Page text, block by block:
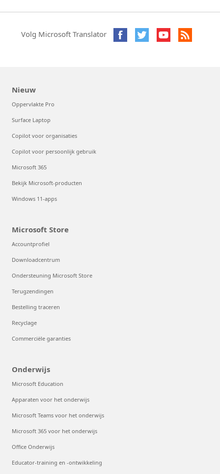
Volg Microsoft Translator
Nieuw
Oppervlakte Pro
Surface Laptop
Copilot voor organisaties
Copilot voor persoonlijk gebruik
Microsoft 365
Bekijk Microsoft-producten
Windows 11-apps
Microsoft Store
Accountprofiel
Downloadcentrum
Ondersteuning Microsoft Store
Terugzendingen
Bestelling traceren
Recyclage
Commerciële garanties
Onderwijs
Microsoft Education
Apparaten voor het onderwijs
Microsoft Teams voor het onderwijs
Microsoft 365 voor het onderwijs
Office Onderwijs
Educator-training en -ontwikkeling